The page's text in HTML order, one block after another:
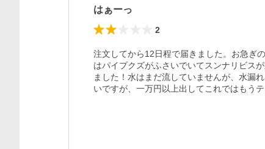
はぁーっ
2
注文してから12日程で届きました。お急ぎ
はパイプクズがふさいでいてスンナリビス
ました！水はまだ流していませんが、水漏
いですが、一万円以上出してこれではもう